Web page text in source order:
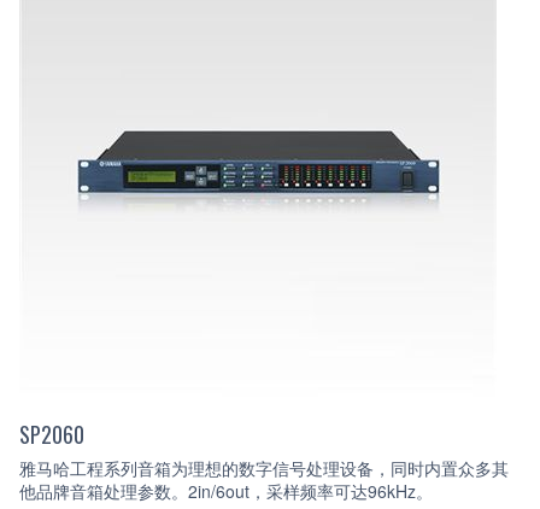
SP2060
雅马哈工程系列音箱为理想的数字信号处理设备，同时内置众多其
他品牌音箱处理参数。2in/6out，采样频率可达96kHz。